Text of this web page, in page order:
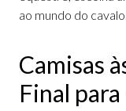
ao mundo do cavalo.
Camisas
Final